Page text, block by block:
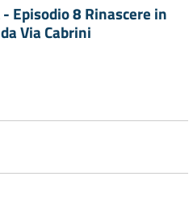
- Episodio 8 Rinascere in
Via Cabrini